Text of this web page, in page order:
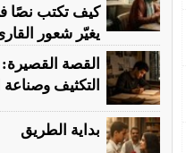
كيف تكتب نصًا
يغيّر شعور
القصة
التكثيف وصناعة
بداية الطريق